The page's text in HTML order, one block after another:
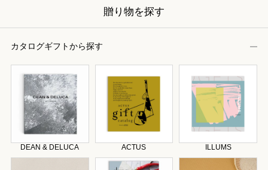
贈り物を探す
カタログギフトから探す
DEAN & DELUCA ACTUS ILLUMS